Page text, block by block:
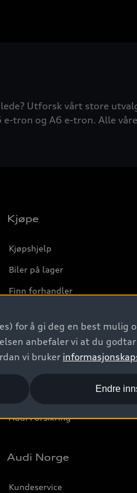
Utforsk vårt store
tron og A6 e-tron. Alle
Kjøpe
Kjøpshjelp
Biler på lager
Finn forhandler
Kontakt forhandler
Prislister
Leasing
Bilgarantier
Audi Forsikring
Audi Norge
Kundeservice
for å gi deg en best
anbefaler vi at du
vi bruker
Endre